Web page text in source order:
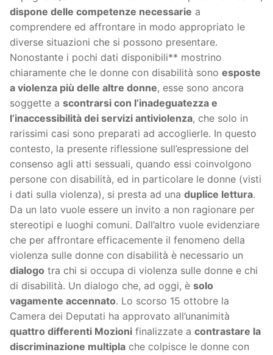
dispone delle competenze necessarie a
comprendere ed affrontare in modo appropriato le
diverse situazioni che si possono presentare.
Nonostante i pochi dati disponibili** mostrino
chiaramente che le donne con disabilità sono esposte
a violenza più delle altre donne, esse sono ancora
soggette a scontrarsi con l’inadeguatezza e
l’inaccessibilità dei servizi antiviolenza, che solo in
rarissimi casi sono preparati ad accoglierle. In questo
contesto, la presente riflessione sull’espressione del
consenso agli atti sessuali, quando essi coinvolgono
persone con disabilità, ed in particolare le donne (visti
i dati sulla violenza), si presta ad una duplice lettura.
Da un lato vuole essere un invito a non ragionare per
stereotipi e luoghi comuni. Dall’altro vuole evidenziare
che per affrontare efficacemente il fenomeno della
violenza sulle donne con disabilità è necessario un
dialogo tra chi si occupa di violenza sulle donne e chi
di disabilità. Un dialogo che, ad oggi, è solo
vagamente accennato. Lo scorso 15 ottobre la
Camera dei Deputati ha approvato all’unanimità
quattro differenti Mozioni finalizzate a contrastare la
discriminazione multipla che colpisce le donne con